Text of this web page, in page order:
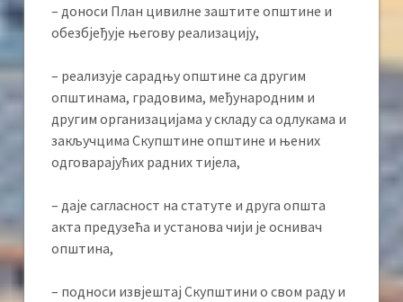
– доноси План цивилне заштите општине и
обезбјеђује његову реализацију,
– реализује сарадњу општине са другим
општинама, градовима, међународним и
другим организацијама у складу са одлукама и
закључцима Скупштине општине и њених
одговарајућих радних тијела,
– даје сагласност на статуте и друга општа
акта предузећа и установа чији је оснивач
општина,
– подноси извјештај Скупштини о свом раду и